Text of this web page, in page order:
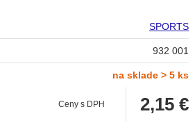
SPORTS
932 001
na sklade > 5 ks
Ceny s DPH 2,15 €